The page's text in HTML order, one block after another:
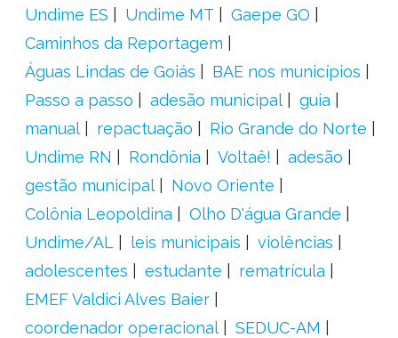
Undime ES
Undime MT
Gaepe GO
Caminhos da Reportagem
Águas Lindas de Goiás
BAE nos municípios
Passo a passo
adesão municipal
guia
manual
repactuação
Rio Grande do Norte
Undime RN
Rondônia Voltaê!
adesão
gestão municipal
Novo Oriente
Colônia Leopoldina
Olho D'água Grande
Undime/AL
leis municipais
violências
adolescentes
estudante
rematrícula
EMEF Valdici Alves Baier
coordenador operacional
SEDUC-AM